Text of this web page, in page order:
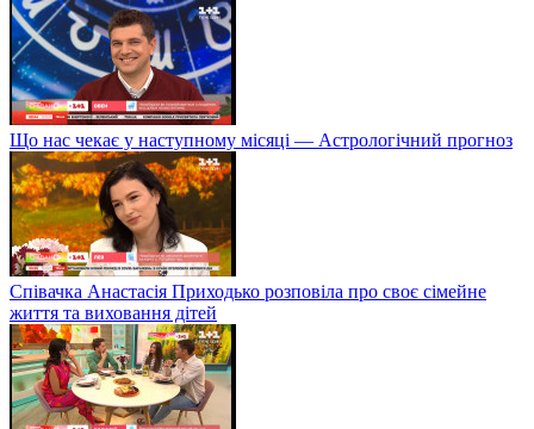
Що нас чекає у наступному місяці — Астрологічний прогноз
Співачка Анастасія Приходько розповіла про своє сімейне
життя та виховання дітей